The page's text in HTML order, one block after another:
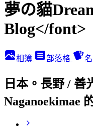
夢の貓
Blog</font>
相簿 部落格
日本。長野 / 善
Naganoekimae